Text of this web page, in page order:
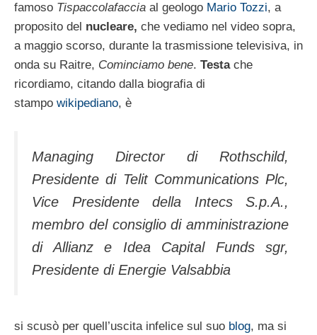
famoso Tispaccolafaccia al geologo Mario Tozzi, a
proposito del nucleare, che vediamo nel video sopra,
a maggio scorso, durante la trasmissione televisiva, in
onda su Raitre, Cominciamo bene. Testache
ricordiamo, citando dalla biografia di
stampo wikipediano, è
Managing Director di Rothschild,
Presidente di Telit Communications Plc,
Vice Presidente della Intecs S.p.A.,
membro del consiglio di amministrazione
di Allianz e Idea Capital Funds sgr,
Presidente di Energie Valsabbia
si scusò per quell’uscita infelice sul suo blog, ma si